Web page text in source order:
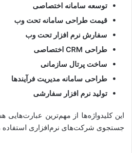
توسعه سامانه اختصاصی
قیمت طراحی سامانه تحت وب
سفارش نرم افزار تحت وب
طراحی CRM اختصاصی
ساخت پرتال سازمانی
طراحی سامانه مدیریت فرآیندها
تولید نرم افزار سفارشی
این کلیدواژه‌ها از مهم‌ترین عبارت‌هایی
جستجوی شرکت‌های نرم‌افزاری استفاده